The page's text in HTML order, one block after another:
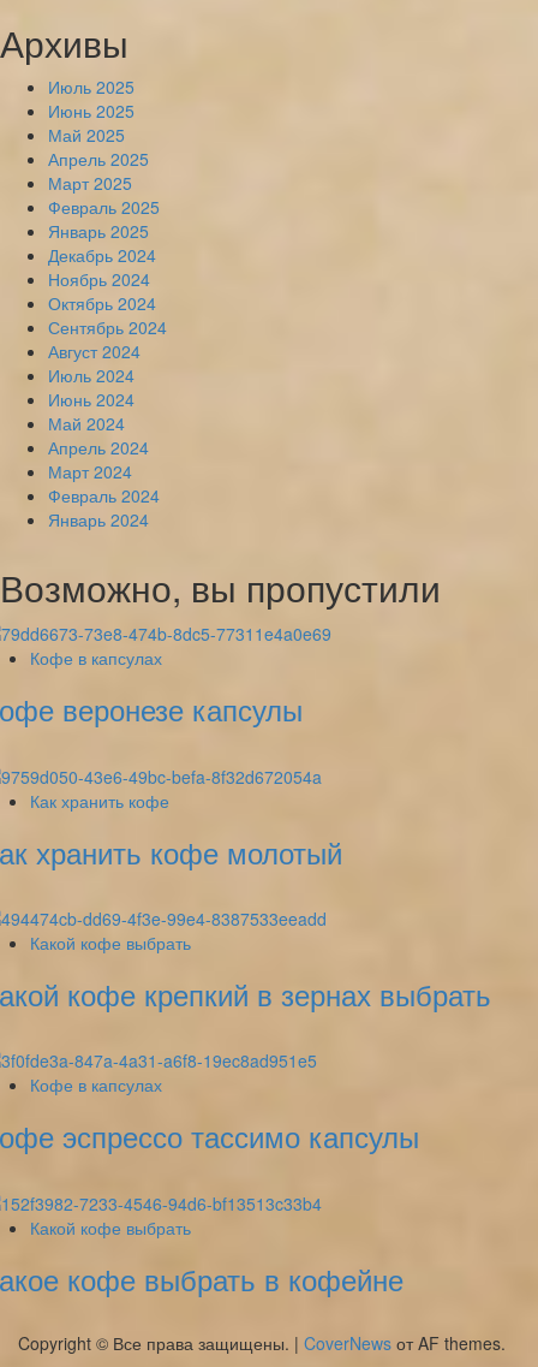
Архивы
Июль 2025
Июнь 2025
Май 2025
Апрель 2025
Март 2025
Февраль 2025
Январь 2025
Декабрь 2024
Ноябрь 2024
Октябрь 2024
Сентябрь 2024
Август 2024
Июль 2024
Июнь 2024
Май 2024
Апрель 2024
Март 2024
Февраль 2024
Январь 2024
Возможно, вы пропустили
Кофе в капсулах
веронезе капсулы
Как хранить кофе
хранить кофе молотый
Какой кофе выбрать
кофе крепкий в зернах выбрать
Кофе в капсулах
эспрессо тассимо капсулы
Какой кофе выбрать
кофе выбрать в кофейне
Copyright © Все права защищены. | CoverNews от AF themes.